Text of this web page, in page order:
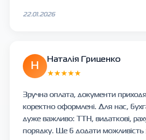
22.01.2026
Н
Наталія Гриценко
★★★★★
Зручна оплата, документи
коректно оформлені. Для нас,
дуже важливо: ТТН, видаткові,
порядку. Ще б додати